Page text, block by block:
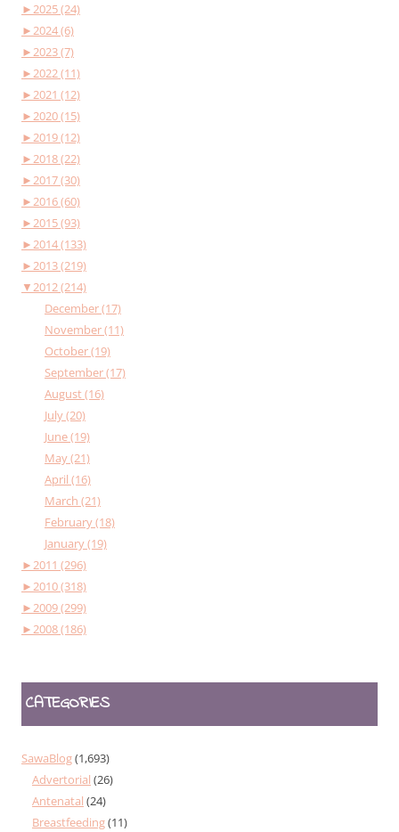
►2025 (24)
►2024 (6)
►2023 (7)
►2022 (11)
►2021 (12)
►2020 (15)
►2019 (12)
►2018 (22)
►2017 (30)
►2016 (60)
►2015 (93)
►2014 (133)
►2013 (219)
▼2012 (214)
December (17)
November (11)
October (19)
September (17)
August (16)
July (20)
June (19)
May (21)
April (16)
March (21)
February (18)
January (19)
►2011 (296)
►2010 (318)
►2009 (299)
►2008 (186)
CATEGORIES
SawaBlog(1,693)
Advertorial (26)
Antenatal (24)
Breastfeeding(11)